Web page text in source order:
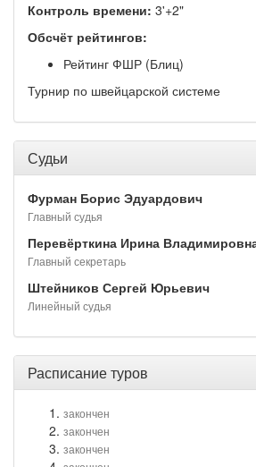
Контроль времени: 3'+2"
Обсчёт рейтингов:
Рейтинг ФШР (Блиц)
Турнир по швейцарской системе
Судьи
Фурман Борис Эдуардович
Главный судья
Перевёрткина Ирина
Главный секретарь
Штейников Сергей Юрьевич
Линейный судья
Расписание туров
закончен
закончен
закончен